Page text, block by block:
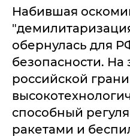
Набившая
обернулась для
безопасности. На
российской
способный
ракетами и